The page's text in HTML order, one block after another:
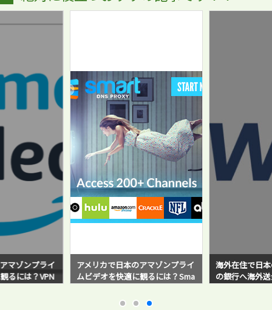
マゾンプライ
るには？VPN
じている方必
アメリカで日本のアマゾンプライ
ムビデオを快適に観るには？Sma
rt DNS Proxyサービスを使ってみ
たら超快適だった！
海外在住で日
の銀行へ海外
sferWise）の